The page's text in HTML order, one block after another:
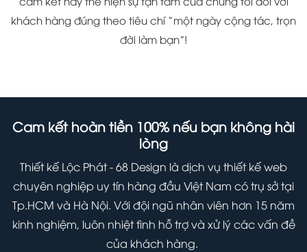
khách hàng đúng theo tiêu chí “một ngày cộng tác, trọn
đời làm bạn”!
Cam kết hoàn tiền 100% nếu bạn không hài
lòng
Thiết kế Lộc Phát - 68 Design là dịch vụ thiết kế web
chuyên nghiệp uy tín hàng đầu Việt Nam có trụ sở tại
Tp.HCM và Hà Nội. Với đội ngũ nhân viên hơn 15 năm
kinh nghiệm, luôn nhiệt tình hỗ trợ và xử lý các vấn đề
của khách hàng.